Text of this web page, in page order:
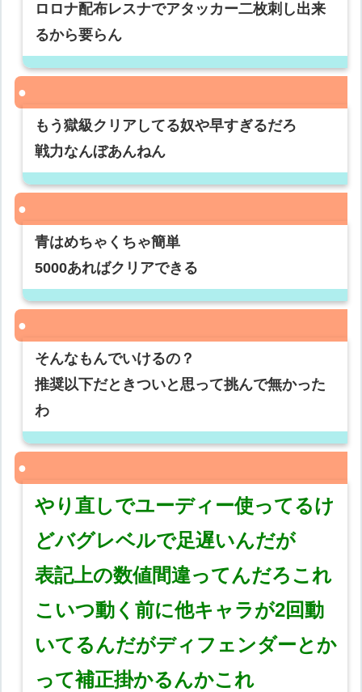
ロロナ配布レスナでアタッカー二枚刺し出来
るから要らん
もう獄級クリアしてる奴や早すぎるだろ
戦力なんぼあんねん
青はめちゃくちゃ簡単
5000あればクリアできる
そんなもんでいけるの？
推奨以下だときついと思って挑んで無かった
わ
やり直しでユーディー使ってるけ
どバグレベルで足遅いんだが
表記上の数値間違ってんだろこれ
こいつ動く前に他キャラが2回動
いてるんだがディフェンダーとか
って補正掛かるんかこれ